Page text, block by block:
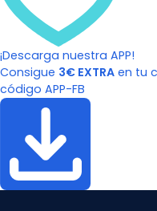
¡Descarga nuestra APP!
Consigue 3€ EXTRA en tu
código APP-FB